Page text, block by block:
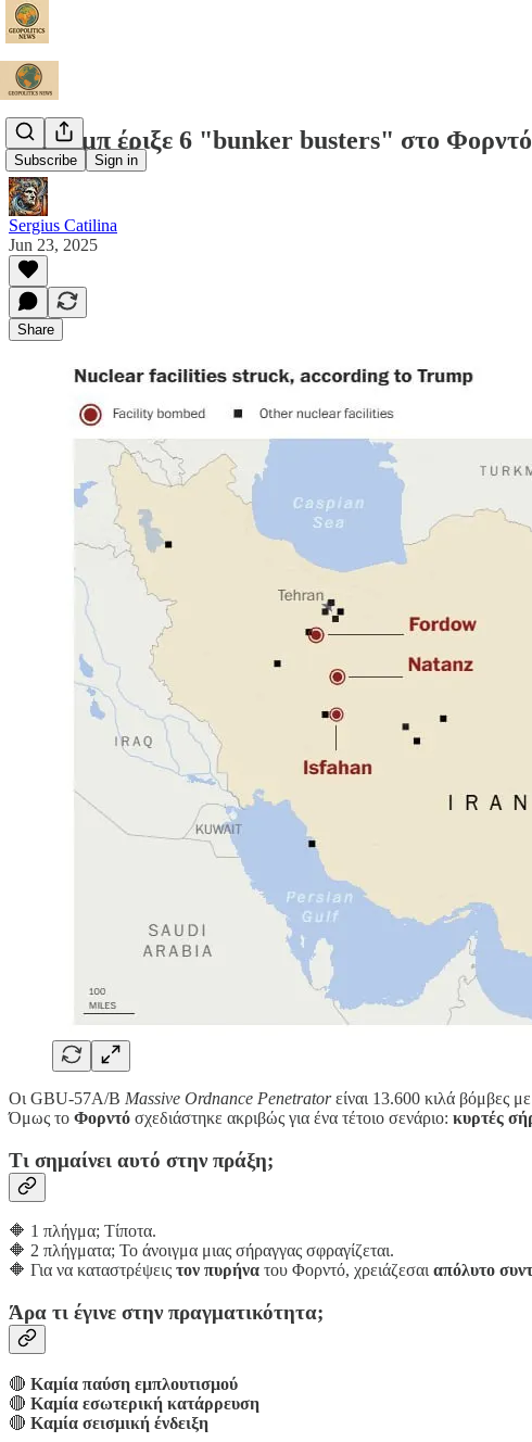
Subscribe Sign in
Ο Τραμπ έριξε 6 "bunker busters" στο
Sergius Catilina
Jun 23, 2025
Share
Οι GBU-57A/B Massive Ordnance Penetratorείναι 13.600 κιλά βόμβες
Όμως το Φορντό σχεδιάστηκε ακριβώς για ένα τέτοιο σενάριο: κυρτές
Τι σημαίνει αυτό στην πράξη;
🔶 1 πλήγμα; Τίποτα.
🔶 2 πλήγματα; Το άνοιγμα μιας σήραγγας σφραγίζεται.
🔶 Για να καταστρέψεις τον πυρήνα του Φορντό, χρειάζεσαι απόλυτο
Άρα τι έγινε στην πραγματικότητα;
🔴 Καμία παύση εμπλουτισμού
🔴 Καμία εσωτερική κατάρρευση
🔴 Καμία σεισμική ένδειξη